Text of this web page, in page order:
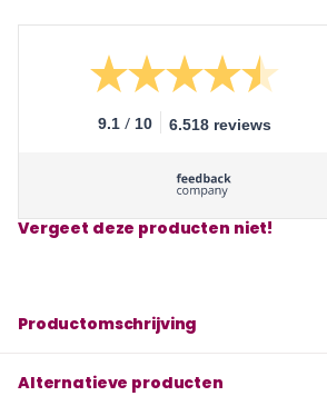
9.1 / 10 6.518 reviews
Vergeet deze producten niet!
Productomschrijving
Alternatieve producten